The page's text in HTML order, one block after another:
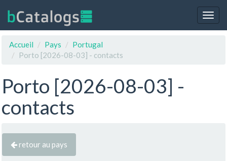
Accueil
Pays
Portugal
Porto [2026-08-03] - contacts
Porto [2026-08-03] -
contacts
retour au pays